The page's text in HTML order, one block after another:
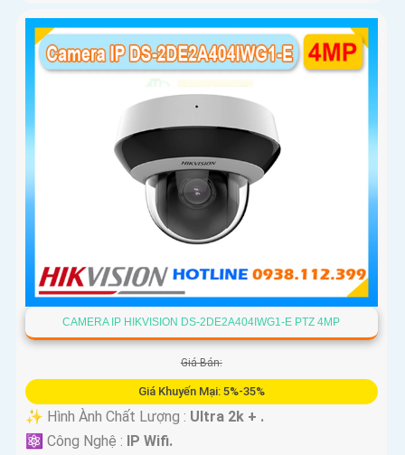
CAMERA IP HIKVISION DS-2DE2A404IWG1-E PTZ 4MP
Giá Bán:
Giá Khuyến Mại: 5%-35%
✨ Hình Ành Chất Lượng : Ultra 2k + .
⚛️ Công Nghệ : IP Wifi.